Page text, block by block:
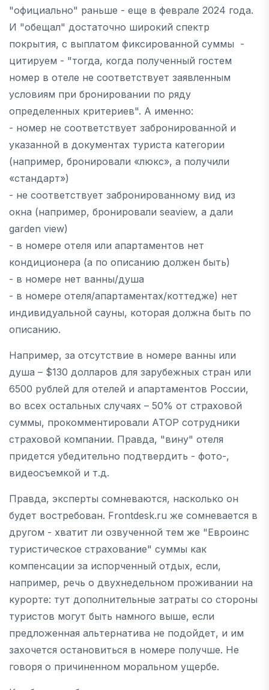
"официально" раньше - еще в феврале 2024 года.
И "обещал" достаточно широкий спектр
покрытия, с выплатом фиксированной суммы -
цитируем - "тогда, когда полученный гостем
номер в отеле не соответствует заявленным
условиям при бронировании по ряду
определенных критериев". А именно:
- номер не соответствует забронированной и
указанной в документах туриста категории
(например, бронировали «люкс», а получили
«стандарт»)
- не соответствует забронированному вид из
окна (например, бронировали seaview, а дали
garden view)
- в номере отеля или апартаментов нет
кондиционера (а по описанию должен быть)
- в номере нет ванны/душа
- в номере отеля/апартаментах/коттедже) нет
индивидуальной сауны, которая должна быть по
описанию.
Например, за отсутствие в номере ванны или
душа – $130 долларов для зарубежных стран или
6500 рублей для отелей и апартаментов России,
во всех остальных случаях – 50% от страховой
суммы, прокомментировали АТОР сотрудники
страховой компании. Правда, "вину" отеля
придется убедительно подтвердить - фото-,
видеосъемкой и т.д.
Правда, эксперты сомневаются, насколько он
будет востребован. Frontdesk.ru же сомневается в
другом - хватит ли озвученной тем же "Евроинс
туристическое страхование" суммы как
компенсации за испорченный отдых, если,
например, речь о двухнедельном проживании на
курорте: тут дополнительные затраты со стороны
туристов могут быть намного выше, если
предложенная альтернатива не подойдет, и им
захочется остановиться в номере получше. Не
говоря о причиненном моральном ущербе.